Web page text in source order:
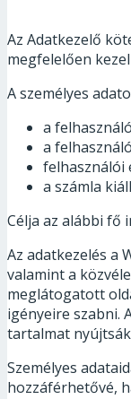
Az Adatkezelő
megfelelően
A személyes
a
a
felhasználói
a számla
Célja az alábbi fő
Az adatkezelés a
valamint a
meglátogatott
igényeire szabni.
tartalmat
Személyes
hozzáférhetővé,